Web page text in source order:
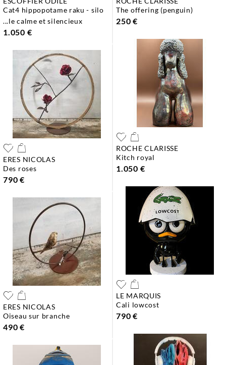
cat4 hippopotame raku - silo
...le calme et silencieux
1.050 €
the offering (penguin)
250 €
ERES NICOLAS
des roses
790 €
ROCHE CLARISSE
kitch royal
1.050 €
ERES NICOLAS
oiseau sur branche
490 €
LE MARQUIS
cali lowcost
790 €